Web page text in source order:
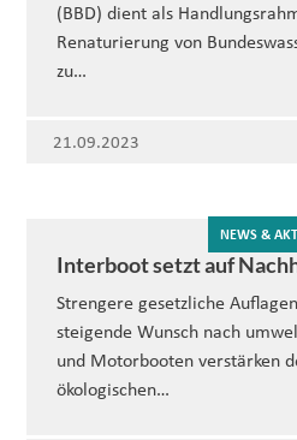
(BBD) dient als
Renaturierung von
zu…
21.09.2023
Interboot setzt auf
Strengere gesetzliche
steigende Wunsch nach
und Motorbooten verstärken
ökologischen…
NEWS &